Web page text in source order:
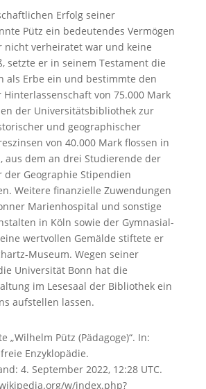
Erfolg seiner
Pütz ein bedeutendes Vermögen
nicht verheiratet war und keine
setzte er in seinem Testament die
als Erbe ein und bestimmte den
von 75.000 Mark
der Universitätsbibliothek zur
und geographischer
von 40.000 Mark flossen in
aus dem an drei Studierende der
der Geographie Stipendien
Weitere finanzielle Zuwendungen
Marienhospital und sonstige
in Köln sowie der Gymnasial-
wertvollen Gemälde stiftete er
Museum. Wegen seiner
Universität Bonn hat die
im Lesesaal der Bibliothek ein
aufstellen lassen.
„Wilhelm Pütz (Pädagoge)“. In:
Enzyklopädie.
4. September 2022, 12:28 UTC.
w/index.php?